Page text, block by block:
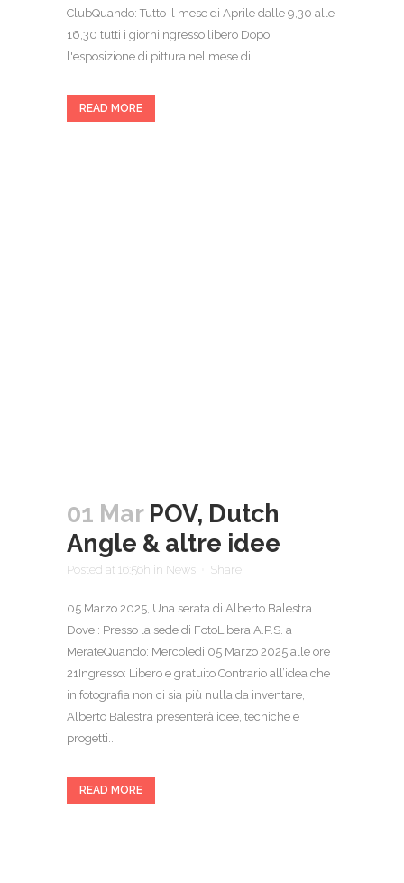
ClubQuando: Tutto il mese di Aprile dalle 9,30 alle
16,30 tutti i giorniIngresso libero Dopo
l'esposizione di pittura nel mese di...
READ MORE
01 Mar POV, Dutch
Angle & altre idee
Posted at 16:56h in News Share
05 Marzo 2025, Una serata di Alberto Balestra
Dove : Presso la sede di FotoLibera A.P.S. a
MerateQuando: Mercoledi 05 Marzo 2025 alle ore
21Ingresso: Libero e gratuito Contrario all’idea che
in fotografia non ci sia più nulla da inventare,
Alberto Balestra presenterà idee, tecniche e
progetti...
READ MORE